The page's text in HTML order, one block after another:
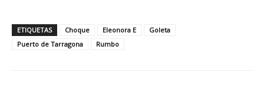
ETIQUETAS Choque Eleonora E
Goleta
Puerto de Tarragona
Rumbo